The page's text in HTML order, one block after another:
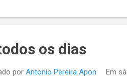
os dias
por Antonio Pereira Apon Em